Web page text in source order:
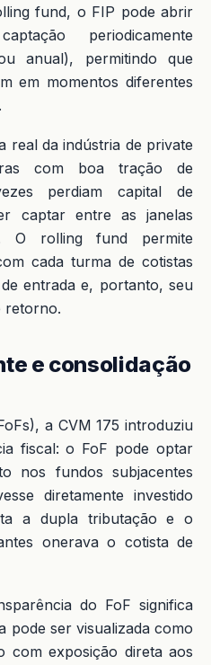
fund, o FIP pode abrir
periodicamente
anual), permitindo que
em momentos diferentes
real da indústria de private
com boa tração de
perdiam capital de
captar entre as janelas
O rolling fund permite
cada turma de cotistas
entrada e, portanto, seu
retorno.
e consolidação
a CVM 175 introduziu
fiscal: o FoF pode optar
nos fundos subjacentes
diretamente investido
a dupla tributação e o
onerava o cotista de
do FoF significa
pode ser visualizada como
com exposição direta aos